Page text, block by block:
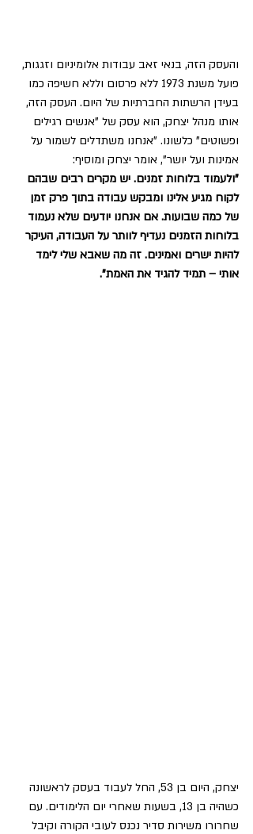
והעסק הזה, בנאי זאב עבודות אלומיניום וזגגות,
פועל משנת 1973 ללא פרסום וללא חשיפה כמו
בעידן הרשתות החברתיות של היום. העסק הזה,
אותו מנהל יצחק, הוא עסק של "אנשים רגילים
ופשוטים" כלשונו. "אנחנו משתדלים לשמור על
אמינות ועל יושר", אומר יצחק ומוסיף:
"ולעמוד בלוחות זמנים. יש מקרים רבים שבהם
לקוח מגיע אלינו ומבקש עבודה בתוך פרק זמן
של כמה שבועות. אם אנחנו יודעים שלא נעמוד
בלוחות הזמנים נעדיף לוותר על העבודה, העיקר
להיות ישרים ואמינים. זה מה שאבא שלי לימד
אותי – תמיד להגיד את האמת".
יצחק, היום בן 53, החל לעבוד בעסק לראשונה
כשהיה בן 13, בשעות שאחרי יום הלימודים. עם
שחרורו משירות סדיר נכנס לעובי הקורה וקיבל